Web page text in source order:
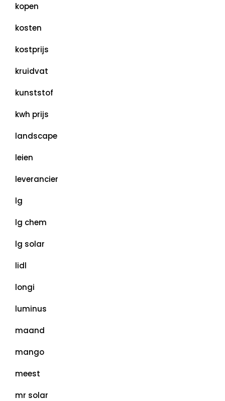
kopen
kosten
kostprijs
kruidvat
kunststof
kwh prijs
landscape
leien
leverancier
lg
lg chem
lg solar
lidl
longi
luminus
maand
mango
meest
mr solar